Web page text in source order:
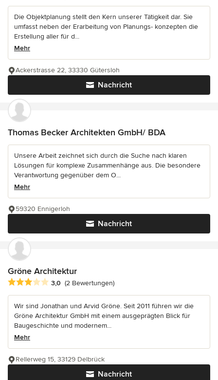
Die Objektplanung stellt den Kern unserer Tätigkeit dar. Sie
umfasst neben der Erarbeitung von Planungs- konzepten die
Erstellung aller für d...
Mehr
Nachricht
Ackerstrasse 22, 33330 Gütersloh
Thomas Becker Architekten GmbH/ BDA
Unsere Arbeit zeichnet sich durch die Suche nach klaren
Lösungen für komplexe Zusammenhänge aus. Die besondere
Verantwortung gegenüber dem O...
Mehr
Nachricht
59320 Ennigerloh
Gröne Architektur
Durchschnittliche Bewertung: 3 von 5 Sternen
3,0 (2 Bewertungen)
Wir sind Jonathan und Arvid Gröne. Seit 2011 führen wir die
Gröne Architektur GmbH mit einem ausgeprägten Blick für
Baugeschichte und modernem...
Mehr
Nachricht
Rellerweg 15, 33129 Delbrück